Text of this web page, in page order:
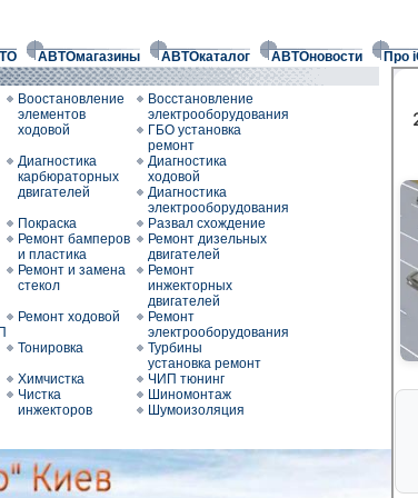
АВТОмагазины АВТОкаталог АВТОновости Про
Воостановление
элементов
ходовой
Восстановление
электрооборудования
ГБО установка
ремонт
Диагностика
карбюраторных
двигателей
Диагностика
ходовой
Диагностика
электрооборудования
Покраска
Развал схождение
Ремонт бамперов
и пластика
Ремонт дизельных
двигателей
Ремонт и замена
стекол
Ремонт
инжекторных
двигателей
Ремонт ходовой
Ремонт
электрооборудования
Тонировка
Турбины
установка ремонт
Химчистка
ЧИП тюнинг
Чистка
инжекторов
Шиномонтаж
Шумоизоляция